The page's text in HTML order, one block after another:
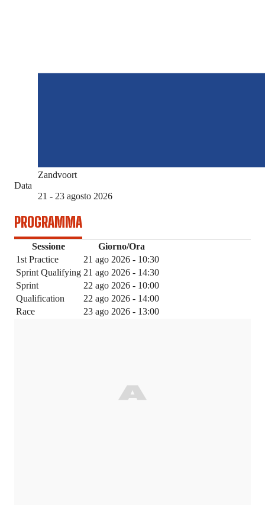
Zandvoort
Data
21 - 23 agosto 2026
PROGRAMMA
Sessione
Giorno/Ora
1st Practice
21 ago 2026 - 10:30
Sprint Qualifying 21 ago 2026 - 14:30
Sprint
22 ago 2026 - 10:00
Qualification
22 ago 2026 - 14:00
Race
23 ago 2026 - 13:00